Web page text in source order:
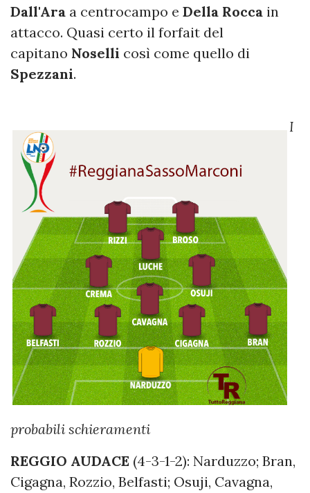
Dall'Ara a centrocampo e Della Rocca in
attacco. Quasi certo il forfait del
capitano Noselli così come quello di
Spezzani.
I
probabili schieramenti
REGGIO AUDACE (4-3-1-2): Narduzzo; Bran,
Cigagna, Rozzio, Belfasti; Osuji, Cavagna,